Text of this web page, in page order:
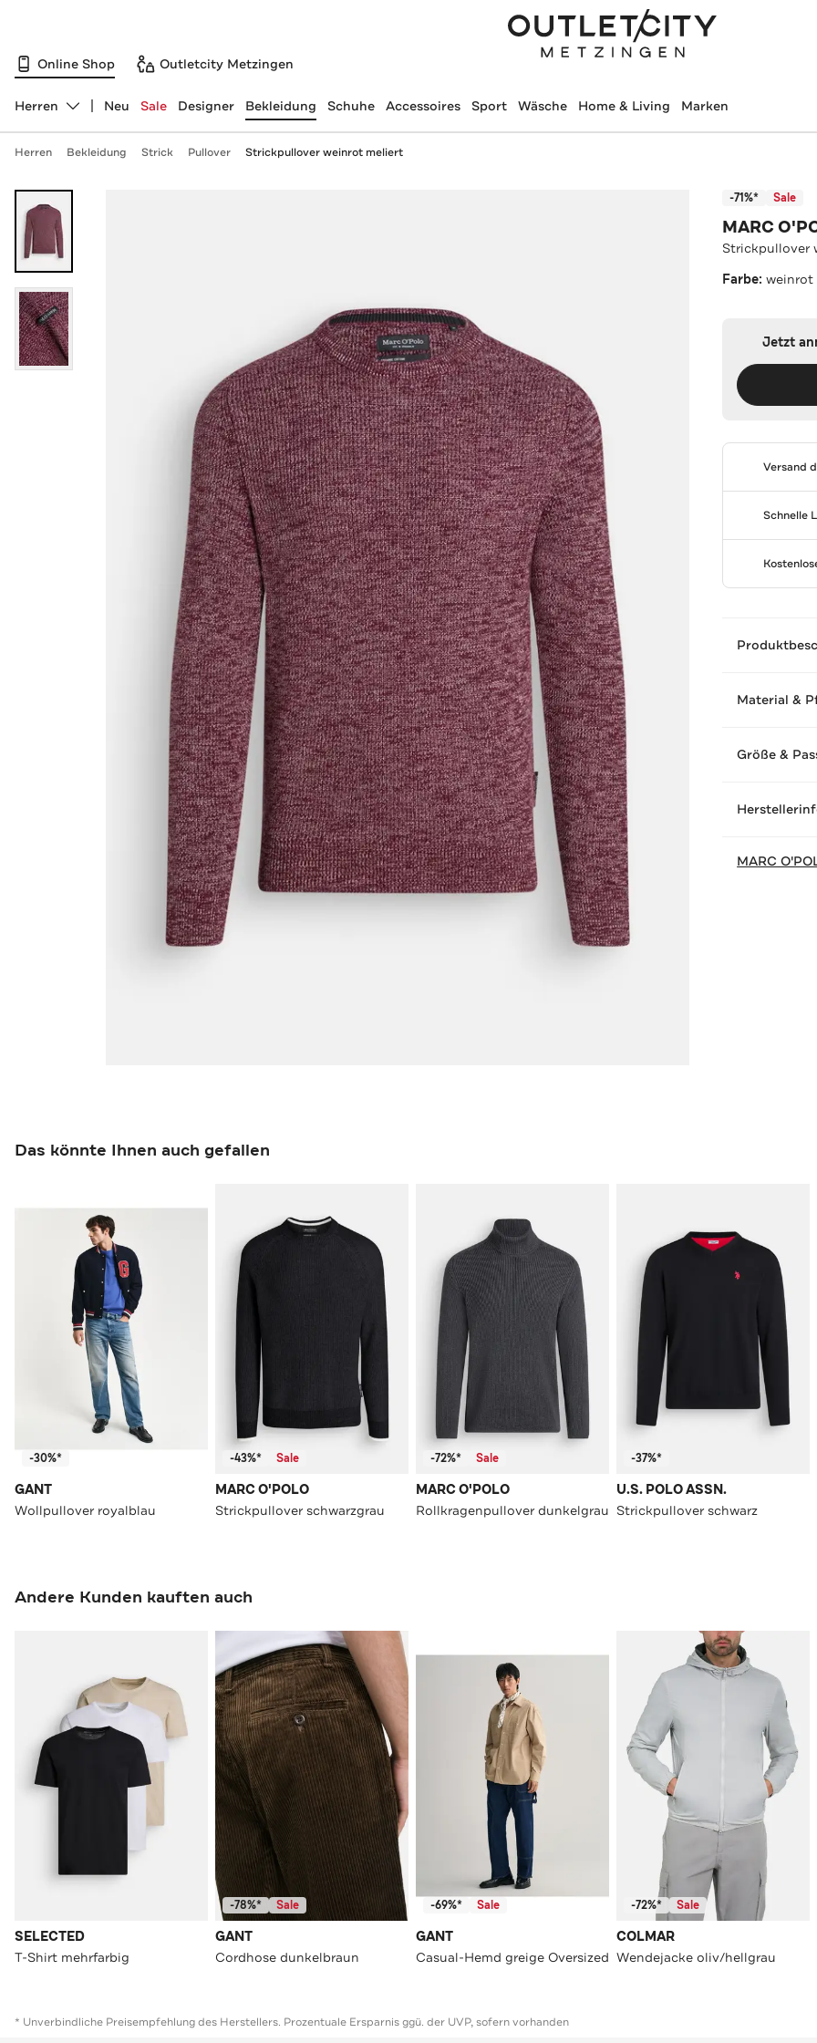
Online Shop Outletcity Metzingen
Abteilung ändern, ausgewählt:
Herren Neu Sale Designer Bekleidung Schuhe Accessoires Sport Wäsche Home & Living Marken
Herren Bekleidung Strick Pullover Strickpullover weinrot meliert
-71%* Sale
MARC
Strickpullover
Farbe:weinrot
Jetzt
Versand
Schnelle
Material &
Größe &
MARC
Das könnte Ihnen auch gefallen
-30%*
GANT
Wollpullover royalblau
-43%* Sale
MARC O'POLO
Strickpullover schwarzgrau
-72%* Sale
MARC O'POLO
Rollkragenpullover dunkelgrau
-37%*
U.S. POLO ASSN.
Strickpullover schwarz
Andere Kunden kauften auch
SELECTED
T-Shirt mehrfarbig
-78%* Sale
GANT
Cordhose dunkelbraun
-69%* Sale
GANT
Casual-Hemd greige Oversized
-72%* Sale
COLMAR
Wendejacke oliv/hellgrau
* Unverbindliche Preisempfehlung des Herstellers. Prozentuale Ersparnis ggü. der UVP, sofern vorhanden